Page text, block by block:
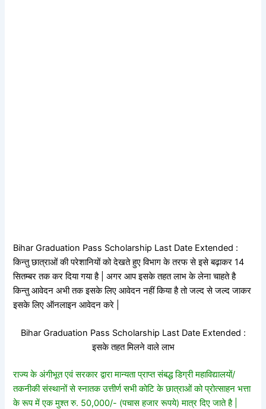
Bihar Graduation Pass Scholarship Last Date Extended :
किन्तु छात्राओं की परेशानियों को देखते हुए विभाग के तरफ से इसे बढ़ाकर 14
सितम्बर तक कर दिया गया है | अगर आप इसके तहत लाभ के लेना चाहते है
किन्तु आवेदन अभी तक इसके लिए आवेदन नहीं किया है तो जल्द से जल्द जाकर
इसके लिए ऑनलाइन आवेदन करे |
Bihar Graduation Pass Scholarship Last Date Extended :
इसके तहत मिलने वाले लाभ
राज्य के अंगीभूत एवं सरकार द्वारा मान्यता प्राप्त संबद्ध डिग्री महाविद्यालयों/
तकनीकी संस्थानों से स्नातक उत्तीर्ण सभी कोटि के छात्राओं को प्रोत्साहन भत्ता
के रूप में एक मुश्त रु. 50,000/- (पचास हजार रूपये) मात्र दिए जाते है |